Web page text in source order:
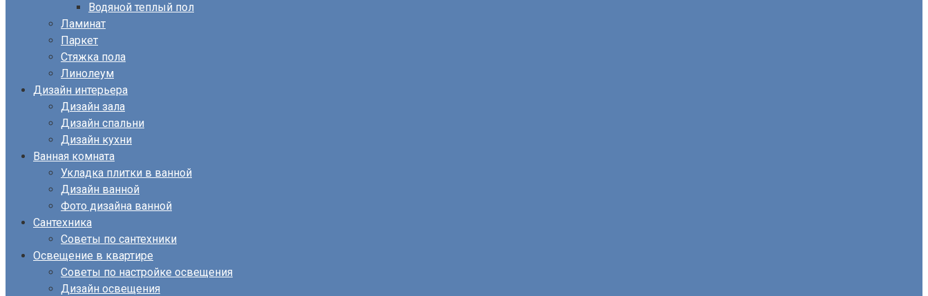
Водяной теплый пол
Ламинат
Паркет
Стяжка пола
Линолеум
Дизайн интерьера
Дизайн зала
Дизайн спальни
Дизайн кухни
Ванная комната
Укладка плитки в ванной
Дизайн ванной
Фото дизайна ванной
Сантехника
Советы по сантехники
Освещение в квартире
Советы по настройке освещения
Дизайн освещения